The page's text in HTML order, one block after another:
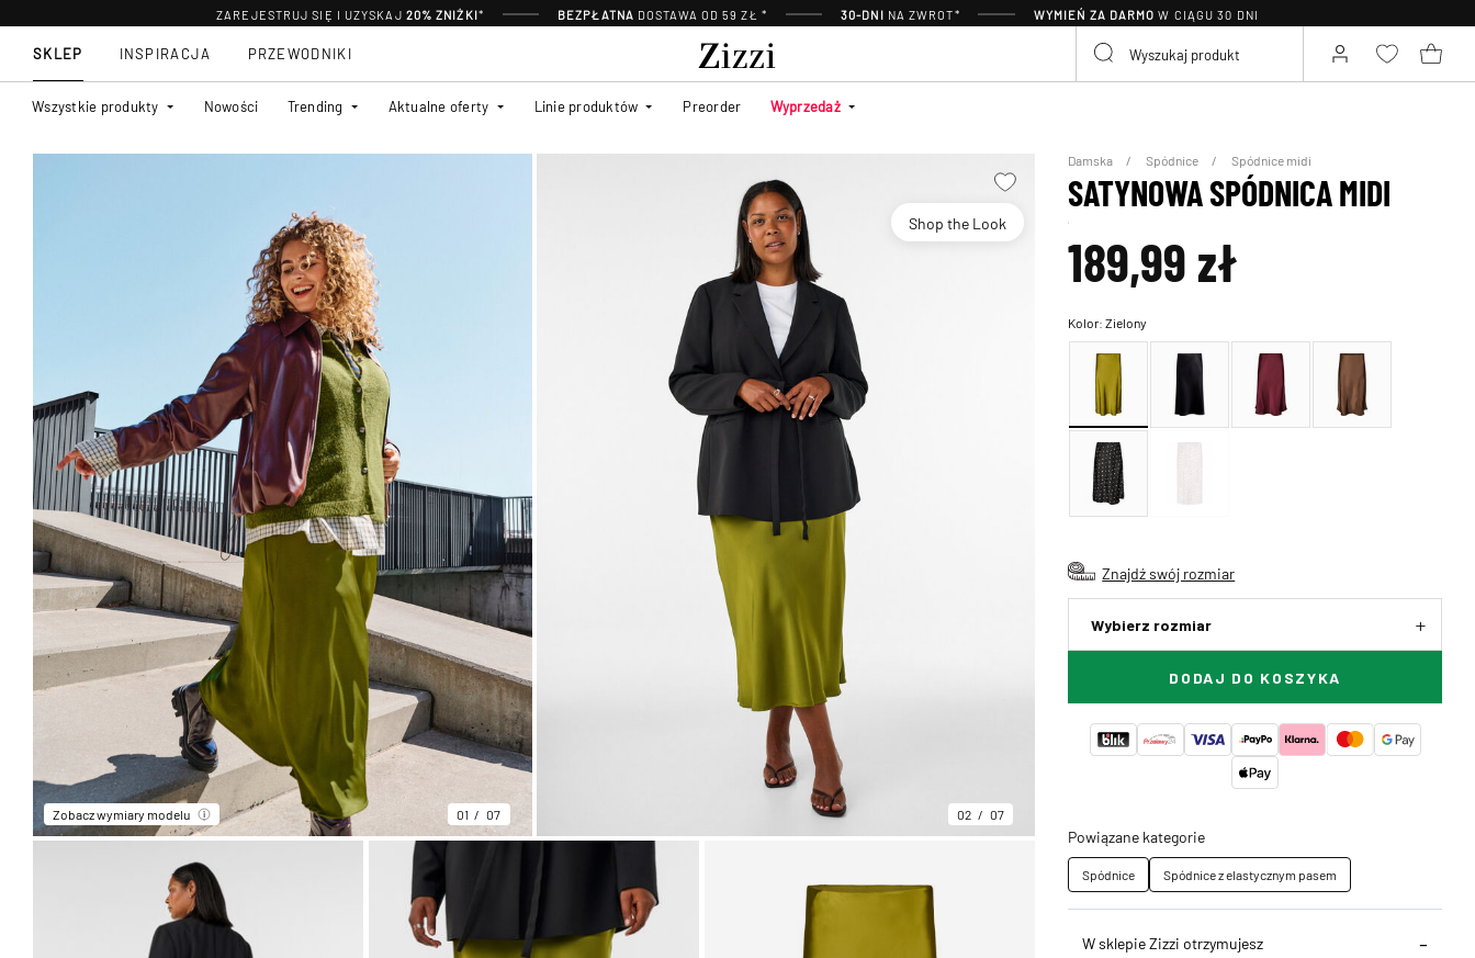
ZAREJESTRUJ SIĘ I UZYSKAJ 20% ZNIŻKI* BEZPŁATNA DOSTAWA OD 59 ZŁ * 30-DNI NA ZWROT* WYMIEŃ ZA DARMO W CIĄGU 30 DNI
SKLEP
Wszystkie produkty Nowości Trending Aktualne oferty Linie produktów Preorder Wyprzedaż
INSPIRACJA PRZEWODNIKI
Shop the Look
Zobacz wymiary modelu 01 07 02 07
Damska Spódnice Spódnice midi
SATYNOWA SPÓDNICA MIDI
189,99 zł
Kolor:Zielony
Znajdź swój rozmiar
Wybierz rozmiar
DODAJ DO KOSZYKA
Powiązane kategorie
Spódnice Spódnice z elastycznym pasem
W sklepie Zizzi otrzymujesz